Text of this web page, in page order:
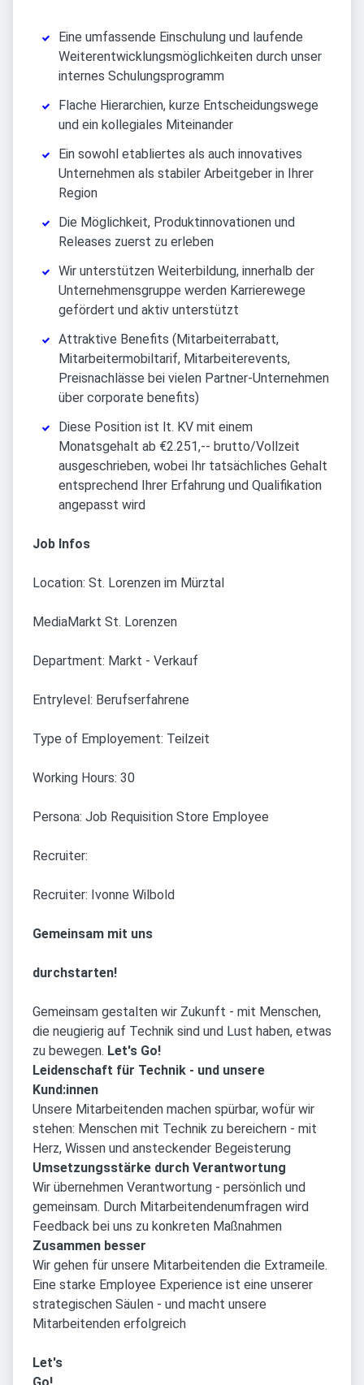
Eine umfassende Einschulung und laufende
Weiterentwicklungsmöglichkeiten durch unser
internes Schulungsprogramm
Flache Hierarchien, kurze Entscheidungswege
und ein kollegiales Miteinander
Ein sowohl etabliertes als auch innovatives
Unternehmen als stabiler Arbeitgeber in Ihrer
Region
Die Möglichkeit, Produktinnovationen und
Releases zuerst zu erleben
Wir unterstützen Weiterbildung, innerhalb der
Unternehmensgruppe werden Karrierewege
gefördert und aktiv unterstützt
Attraktive Benefits (Mitarbeiterrabatt,
Mitarbeitermobiltarif, Mitarbeiterevents,
Preisnachlässe bei vielen Partner-Unternehmen
über corporate benefits)
Diese Position ist lt. KV mit einem
Monatsgehalt ab €2.251,-- brutto/Vollzeit
ausgeschrieben, wobei Ihr tatsächliches Gehalt
entsprechend Ihrer Erfahrung und Qualifikation
angepasst wird
Job Infos
Location: St. Lorenzen im Mürztal
MediaMarkt St. Lorenzen
Department: Markt - Verkauf
Entrylevel: Berufserfahrene
Type of Employement: Teilzeit
Working Hours: 30
Persona: Job Requisition Store Employee
Recruiter:
Recruiter: Ivonne Wilbold
Gemeinsam mit uns
durchstarten!
Gemeinsam gestalten wir Zukunft - mit Menschen,
die neugierig auf Technik sind und Lust haben, etwas
zu bewegen. Let's Go!
Leidenschaft für Technik - und unsere
Kund:innen
Unsere Mitarbeitenden machen spürbar, wofür wir
stehen: Menschen mit Technik zu bereichern - mit
Herz, Wissen und ansteckender Begeisterung
Umsetzungsstärke durch Verantwortung
Wir übernehmen Verantwortung - persönlich und
gemeinsam. Durch Mitarbeitendenumfragen wird
Feedback bei uns zu konkreten Maßnahmen
Zusammen besser
Wir gehen für unsere Mitarbeitenden die Extrameile.
Eine starke Employee Experience ist eine unserer
strategischen Säulen - und macht unsere
Mitarbeitenden erfolgreich
Let's